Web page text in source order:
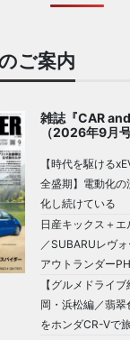
ご案内
雑誌『CAR and
（2026年9月号
【時代を駆ける
全盛期】電動化
化し続けている
日産キックス＋
／SUBARUレヴ
アウトランダー
【グルメドライ
岡・浜松編／翡
をホンダCR-Vで